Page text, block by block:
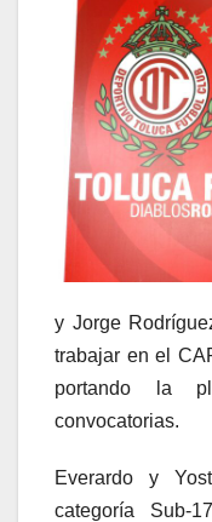
y Jorge
trabajar en el
portando la
convocatorias.
Everardo y
categoría Sub-